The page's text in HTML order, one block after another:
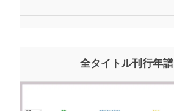
全タイトル刊行年譜